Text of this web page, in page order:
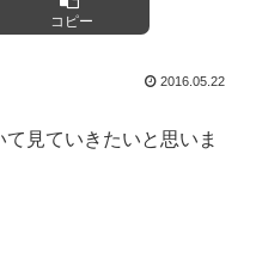
コピー
2016.05.22
見ていきたいと思いま